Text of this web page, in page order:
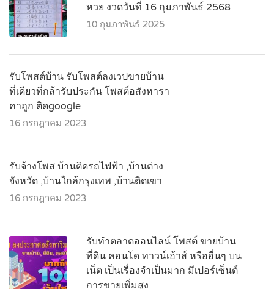
หวย งวดวันที่ 16 กุมภาพันธ์ 2568
10 กุมภาพันธ์ 2025
รับโพสต์บ้าน รับโพสต์ลงเวปขายบ้าน
ที่เดียวที่กล้ารับประกัน โพสต์อสังหารา
คาถูก ติดgoogle
16 กรกฎาคม 2023
รับจ้างโพส บ้านติดรถไฟฟ้า ,บ้านต่าง
จังหวัด ,บ้านใกล้กรุงเทพ ,บ้านติดเขา
16 กรกฎาคม 2023
รับทำตลาดออนไลน์ โพสต์ ขายบ้าน
ที่ดิน คอนโด ทาวน์เฮ้าส์ หรืออื่นๆ บน
เน็ต เป็นเรื่องจำเป็นมาก มีเปอร์เซ็นต์
การขายเพิ่มสูง